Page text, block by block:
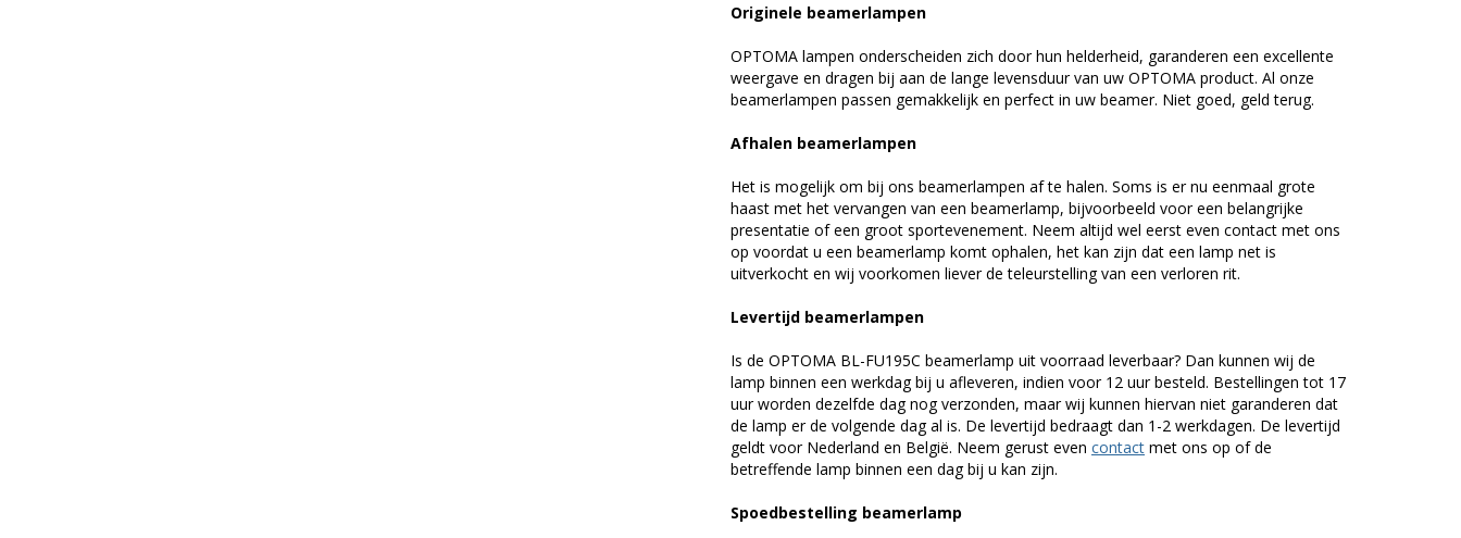
Originele beamerlampen
OPTOMA lampen onderscheiden zich door hun helderheid, garanderen een excellente
weergave en dragen bij aan de lange levensduur van uw OPTOMA product. Al onze
beamerlampen passen gemakkelijk en perfect in uw beamer. Niet goed, geld terug.
Afhalen beamerlampen
Het is mogelijk om bij ons beamerlampen af te halen. Soms is er nu eenmaal grote
haast met het vervangen van een beamerlamp, bijvoorbeeld voor een belangrijke
presentatie of een groot sportevenement. Neem altijd wel eerst even contact met ons
op voordat u een beamerlamp komt ophalen, het kan zijn dat een lamp net is
uitverkocht en wij voorkomen liever de teleurstelling van een verloren rit.
Levertijd beamerlampen
Is de OPTOMA BL-FU195C beamerlamp uit voorraad leverbaar? Dan kunnen wij de
lamp binnen een werkdag bij u afleveren, indien voor 12 uur besteld. Bestellingen tot 17
uur worden dezelfde dag nog verzonden, maar wij kunnen hiervan niet garanderen dat
de lamp er de volgende dag al is. De levertijd bedraagt dan 1-2 werkdagen. De levertijd
geldt voor Nederland en België. Neem gerust even contact met ons op of de
betreffende lamp binnen een dag bij u kan zijn.
Spoedbestelling beamerlamp